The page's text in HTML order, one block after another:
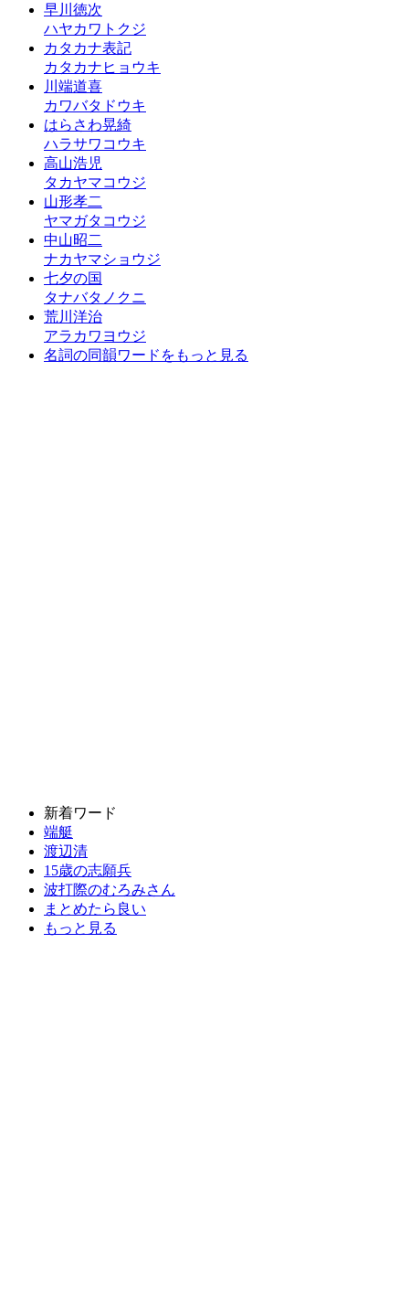
早川徳次
ハヤカワトクジ
カタカナ表記
カタカナヒョウキ
川端道喜
カワバタドウキ
はらさわ晃綺
ハラサワコウキ
高山浩児
タカヤマコウジ
山形孝二
ヤマガタコウジ
中山昭二
ナカヤマショウジ
七夕の国
タナバタノクニ
荒川洋治
アラカワヨウジ
名詞の同韻ワードをもっと見る
新着ワード
端艇
渡辺清
15歳の志願兵
波打際のむろみさん
まとめたら良い
もっと見る